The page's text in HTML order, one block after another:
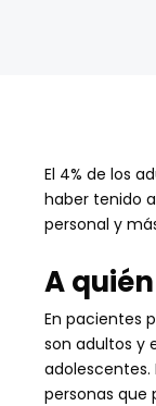
El 4% de los
haber tenido
personal y
A
En pacientes
son adultos y
adolescentes.
personas